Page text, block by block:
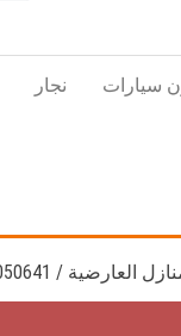
نجار سيارات
/ تعقيم منازل من فيروس كورونا